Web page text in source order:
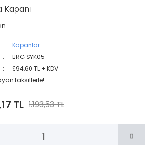
Kapanı
Kapanlar
BRG SYK05
994,60 TL + KDV
taksitlerle!
TL 1.193,53 TL